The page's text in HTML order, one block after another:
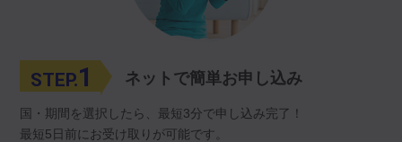
STEP.1 ネットで簡単お申し込み
国・期間を選択したら、最短3分で申し込み完了！
最短5日前にお受け取りが可能です。